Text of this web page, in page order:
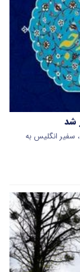
شد
سفیر انگلیس به